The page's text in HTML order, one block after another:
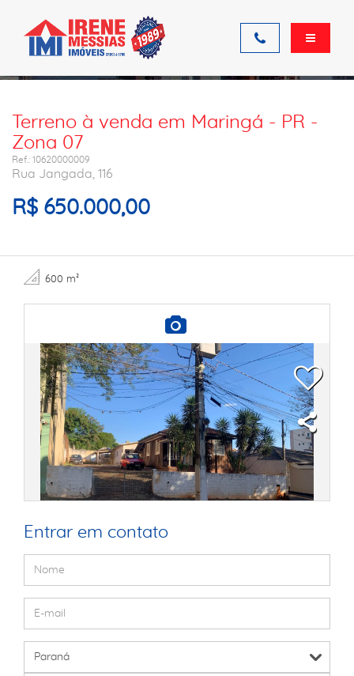
Ficha do imóvel
Terreno à venda em Maringá - PR -
Zona 07
Ref.: 10620000009
Rua Jangada, 116
R$ 650.000,00
600 m²
Entrar em contato